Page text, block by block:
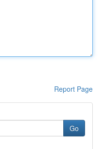
Report Page
Go